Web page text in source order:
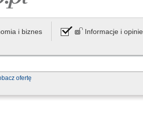
i biznes Informacje i opinie
ofertę